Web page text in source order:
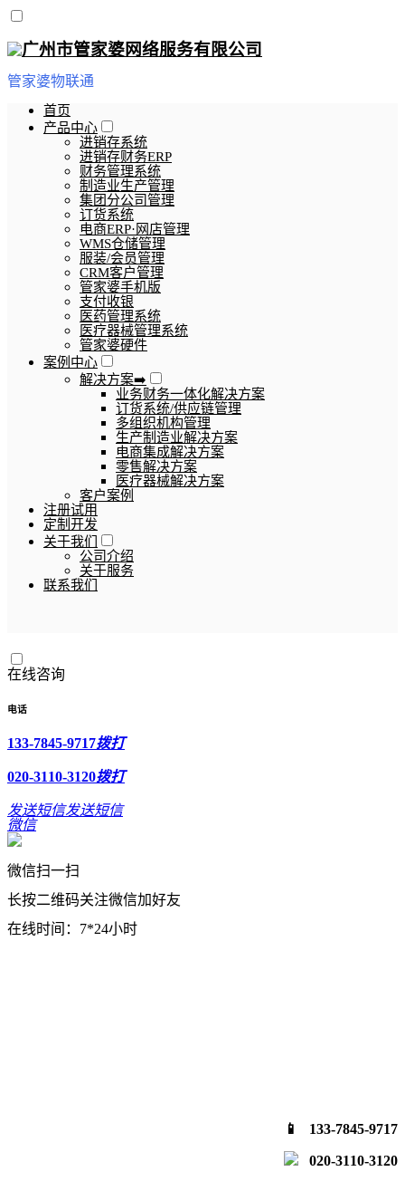
管家婆物联通
首页
产品中心
进销存系统
进销存财务ERP
财务管理系统
制造业生产管理
集团分公司管理
订货系统
电商ERP·网店管理
WMS仓储管理
服装/会员管理
CRM客户管理
管家婆手机版
支付收银
医药管理系统
医疗器械管理系统
管家婆硬件
案例中心
解决方案➡️
业务财务一体化解决方案
订货系统/供应链管理
多组织机构管理
生产制造业解决方案
电商集成解决方案
零售解决方案
医疗器械解决方案
客户案例
注册试用
定制开发
关于我们
公司介绍
关于服务
联系我们
在线咨询
电话
133-7845-9717拨打
020-3110-3120拨打
发送短信发送短信
微信
微信扫一扫
长按二维码关注微信加好友
在线时间：7*24小时
📱 133-7845-9717
020-3110-3120